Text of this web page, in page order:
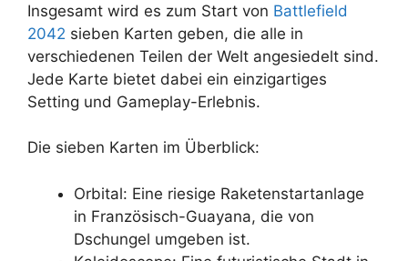
Insgesamt wird es zum Start von Battlefield
2042 sieben Karten geben, die alle in
verschiedenen Teilen der Welt angesiedelt sind.
Jede Karte bietet dabei ein einzigartiges
Setting und Gameplay-Erlebnis.
Die sieben Karten im Überblick:
Orbital: Eine riesige Raketenstartanlage
in Französisch-Guayana, die von
Dschungel umgeben ist.